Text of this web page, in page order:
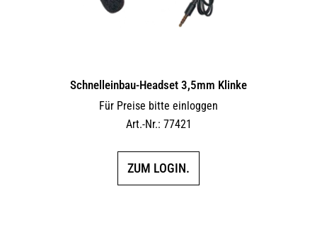
Schnelleinbau-Headset 3,5mm Klinke
Für Preise bitte einloggen
Art.-Nr.: 77421
ZUM LOGIN.